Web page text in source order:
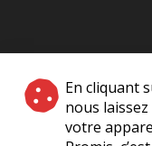
En cliquant
nous
votre